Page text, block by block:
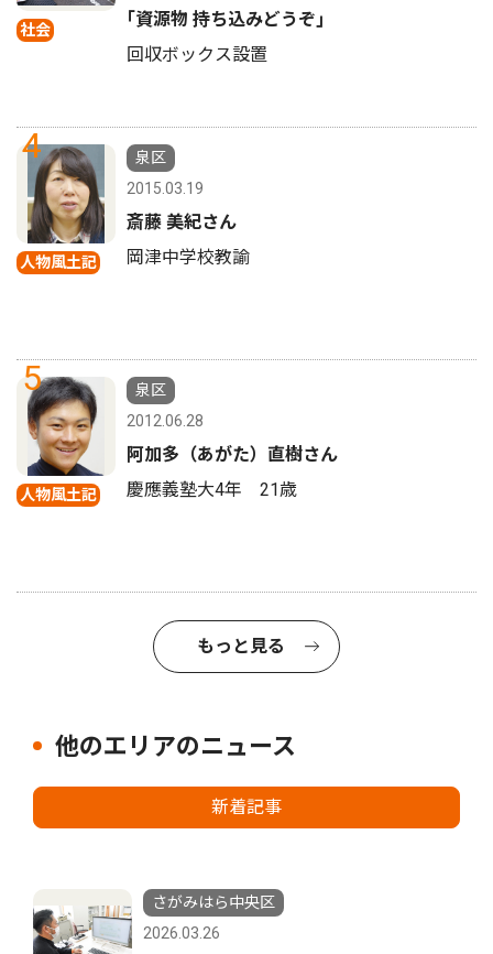
社会
｢資源物 持ち込みどうぞ｣
回収ボックス設置
4
人物風土記
泉区
2015.03.19
斎藤 美紀さん
岡津中学校教諭
5
人物風土記
泉区
2012.06.28
阿加多（あがた）直樹さん
慶應義塾大4年 21歳
もっと見る
他のエリアのニュース
新着記事
さがみはら中央区
2026.03.26